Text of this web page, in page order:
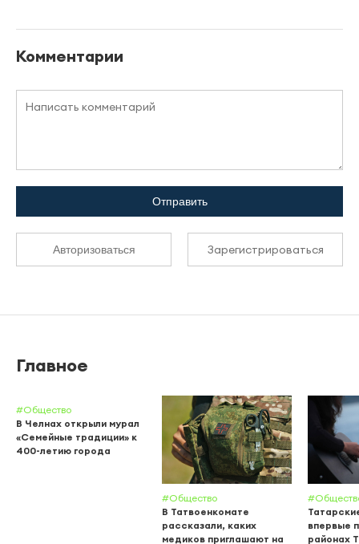
Комментарии
Отправить
Авторизоваться Зарегистрироваться
Главное
#Общество
В Челнах открыли мурал
«Семейные традиции» к
400-летию города
#Общество
В Татвоенкомате
рассказали, каких
медиков приглашают на
впервые
районах